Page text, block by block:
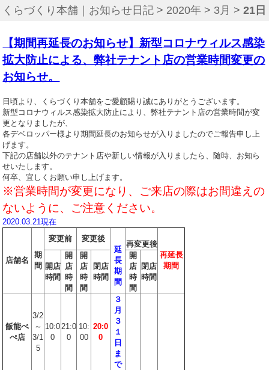
くらづくり本舗｜お知らせ日記 > 2020年 > 3月 >21日
【期間再延長のお知らせ】新型コロナウィルス感染
拡大防止による、弊社テナント店の営業時間変更の
お知らせ。
日頃より、くらづくり本舗をご愛顧賜り誠にありがとうございます。
新型コロナウィルス感染拡大防止により、弊社テナント店の営業時間が変
更となりましたが、
各デベロッパー様より期間延長のお知らせが入りましたのでご報告申し上
げます。
下記の店舗以外のテナント店や新しい情報が入りましたら、随時、お知ら
せいたします。
何卒、宜しくお願い申し上げます。
※営業時間が変更になり、ご来店の際はお間違えの
ないように、ご注意ください。
2020.03.21現在
店舗名
期
間
変更前
変更後
延
長
期
間
再変更後
再延長
期間
開店
時間
開
店
時
間
開
店
時
間
閉店
時間
開
店
時
間
閉店
時間
飯能ぺ
ぺ店
3/2
～
3/1
5
10:0
0
21:0
0
10:
00
20:0
0
３
月
３
１
日
ま
で